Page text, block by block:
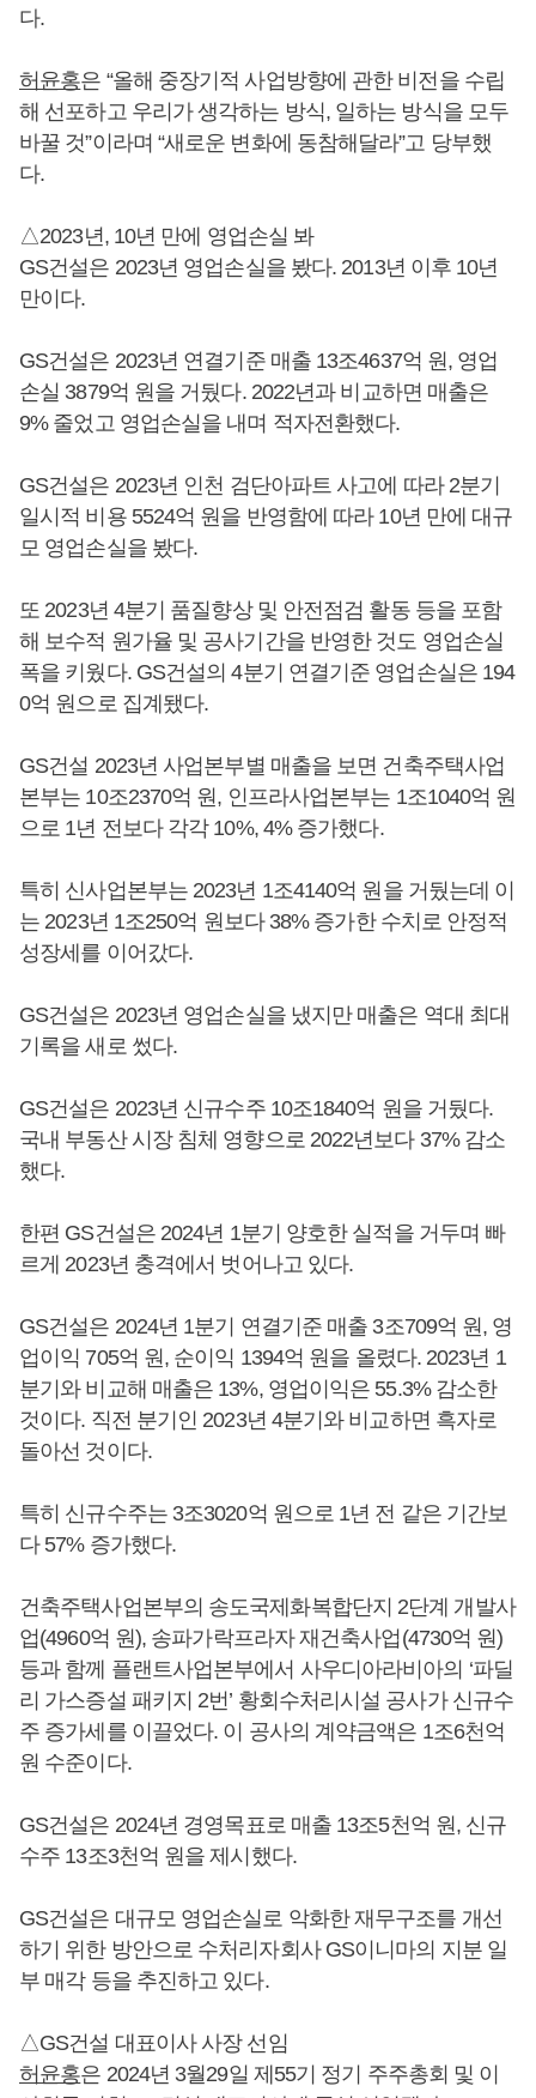
다.
허윤홍은 “올해 중장기적 사업방향에 관한 비전을 수립
해 선포하고 우리가 생각하는 방식, 일하는 방식을 모두
바꿀 것”이라며 “새로운 변화에 동참해달라”고 당부했
다.
△2023년, 10년 만에 영업손실 봐
GS건설은 2023년 영업손실을 봤다. 2013년 이후 10년
만이다.
GS건설은 2023년 연결기준 매출 13조4637억 원, 영업
손실 3879억 원을 거뒀다. 2022년과 비교하면 매출은
9% 줄었고 영업손실을 내며 적자전환했다.
GS건설은 2023년 인천 검단아파트 사고에 따라 2분기
일시적 비용 5524억 원을 반영함에 따라 10년 만에 대규
모 영업손실을 봤다.
또 2023년 4분기 품질향상 및 안전점검 활동 등을 포함
해 보수적 원가율 및 공사기간을 반영한 것도 영업손실
폭을 키웠다. GS건설의 4분기 연결기준 영업손실은 194
0억 원으로 집계됐다.
GS건설 2023년 사업본부별 매출을 보면 건축주택사업
본부는 10조2370억 원, 인프라사업본부는 1조1040억 원
으로 1년 전보다 각각 10%, 4% 증가했다.
특히 신사업본부는 2023년 1조4140억 원을 거뒀는데 이
는 2023년 1조250억 원보다 38% 증가한 수치로 안정적
성장세를 이어갔다.
GS건설은 2023년 영업손실을 냈지만 매출은 역대 최대
기록을 새로 썼다.
GS건설은 2023년 신규수주 10조1840억 원을 거뒀다.
국내 부동산 시장 침체 영향으로 2022년보다 37% 감소
했다.
한편 GS건설은 2024년 1분기 양호한 실적을 거두며 빠
르게 2023년 충격에서 벗어나고 있다.
GS건설은 2024년 1분기 연결기준 매출 3조709억 원, 영
업이익 705억 원, 순이익 1394억 원을 올렸다. 2023년 1
분기와 비교해 매출은 13%, 영업이익은 55.3% 감소한
것이다. 직전 분기인 2023년 4분기와 비교하면 흑자로
돌아선 것이다.
특히 신규수주는 3조3020억 원으로 1년 전 같은 기간보
다 57% 증가했다.
건축주택사업본부의 송도국제화복합단지 2단계 개발사
업(4960억 원), 송파가락프라자 재건축사업(4730억 원)
등과 함께 플랜트사업본부에서 사우디아라비아의 ‘파딜
리 가스증설 패키지 2번’ 황회수처리시설 공사가 신규수
주 증가세를 이끌었다. 이 공사의 계약금액은 1조6천억
원 수준이다.
GS건설은 2024년 경영목표로 매출 13조5천억 원, 신규
수주 13조3천억 원을 제시했다.
GS건설은 대규모 영업손실로 악화한 재무구조를 개선
하기 위한 방안으로 수처리자회사 GS이니마의 지분 일
부 매각 등을 추진하고 있다.
△GS건설 대표이사 사장 선임
허윤홍은 2024년 3월29일 제55기 정기 주주총회 및 이